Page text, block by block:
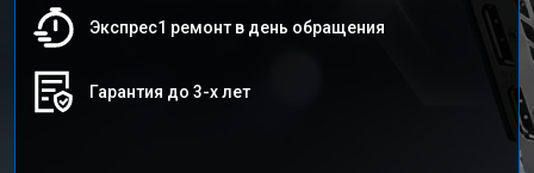
Экспрес1 ремонт в день обращения
Гарантия до 3-х лет